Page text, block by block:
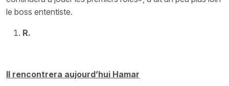
le boss ententiste.
R.
Il rencontrera aujourd’hui Hamar